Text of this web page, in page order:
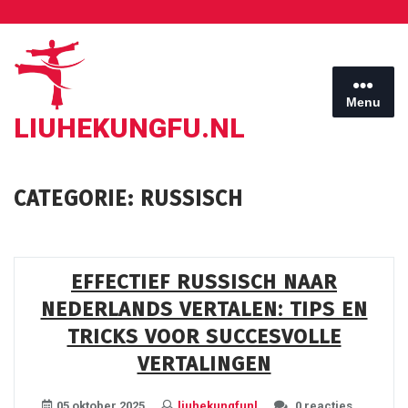
inhoud
LIUHEKUNGFU.NL
Menu
CATEGORIE: RUSSISCH
EFFECTIEF RUSSISCH NAAR
NEDERLANDS VERTALEN: TIPS EN
TRICKS VOOR SUCCESVOLLE
VERTALINGEN